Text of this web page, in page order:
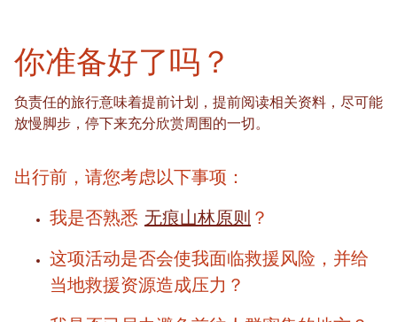
你准备好了吗？
负责任的旅行意味着提前计划，提前阅读相关资料，尽可能
放慢脚步，停下来充分欣赏周围的一切。
出行前，请您考虑以下事项：
我是否熟悉 无痕山林原则 ？
这项活动是否会使我面临救援风险，并给
当地救援资源造成压力？